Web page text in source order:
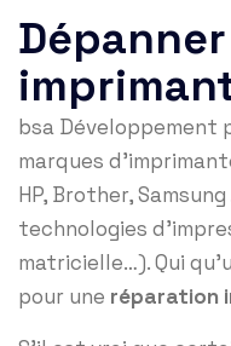
bsa Développement
marques
HP, Brother,
technologies
matricielle…). Qui
pour une réparation